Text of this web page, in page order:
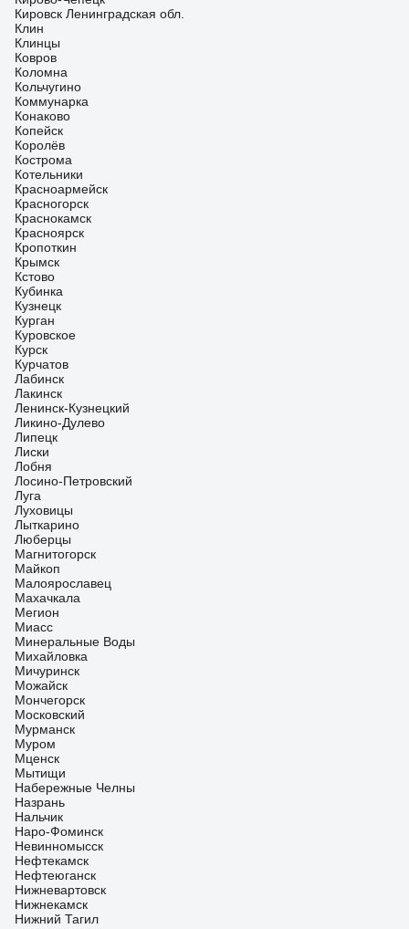
Кировск Ленинградская обл.
Клин
Клинцы
Ковров
Коломна
Кольчугино
Коммунарка
Конаково
Копейск
Королёв
Кострома
Котельники
Красноармейск
Красногорск
Краснокамск
Красноярск
Кропоткин
Крымск
Кстово
Кубинка
Кузнецк
Курган
Куровское
Курск
Курчатов
Лабинск
Лакинск
Ленинск-Кузнецкий
Ликино-Дулево
Липецк
Лиски
Лобня
Лосино-Петровский
Луга
Луховицы
Лыткарино
Люберцы
Магнитогорск
Майкоп
Малоярославец
Махачкала
Мегион
Миасс
Минеральные Воды
Михайловка
Мичуринск
Можайск
Мончегорск
Московский
Мурманск
Муром
Мценск
Мытищи
Набережные Челны
Назрань
Нальчик
Наро-Фоминск
Невинномысск
Нефтекамск
Нефтеюганск
Нижневартовск
Нижнекамск
Нижний Тагил